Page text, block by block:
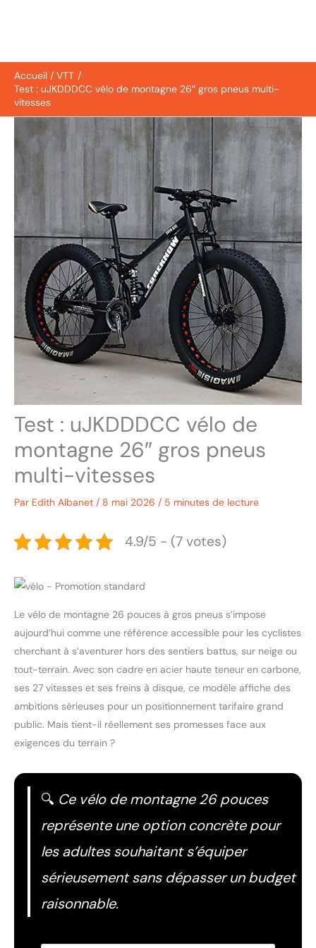
Accueil
VTT
Test : uJKDDDCC vélo de montagne 26″ gros pneus multi-
vitesses
Test : uJKDDDCC vélo de
montagne 26″ gros pneus
multi-vitesses
Par Edith Albanet / 8 mai 2026 / 5 minutes de lecture
4.9/5 - (7 votes)
Le vélo de montagne 26 pouces à gros pneus s’impose
aujourd’hui comme une référence accessible pour les cyclistes
cherchant à s’aventurer hors des sentiers battus, sur neige ou
tout-terrain. Avec son cadre en acier haute teneur en carbone,
ses 27 vitesses et ses freins à disque, ce modèle affiche des
ambitions sérieuses pour un positionnement tarifaire grand
public. Mais tient-il réellement ses promesses face aux
exigences du terrain ?
🔍 Ce vélo de montagne 26 pouces
représente une option concrète pour
les adultes souhaitant s’équiper
sérieusement sans dépasser un budget
raisonnable.